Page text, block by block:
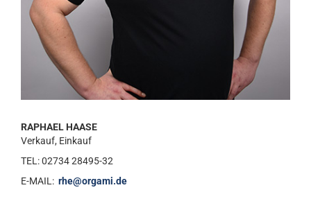
RAPHAEL HAASE
Verkauf, Einkauf
TEL: 02734 28495-32
E-MAIL: rhe@orgami.de